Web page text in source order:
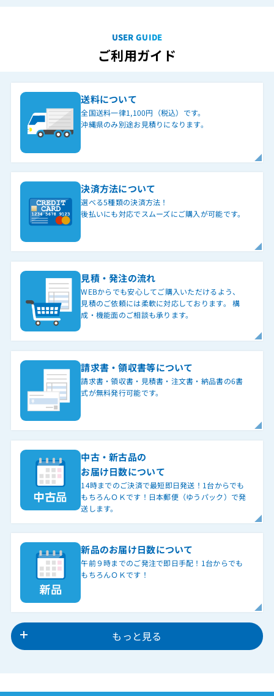
USER GUIDE
ご利用ガイド
送料について
全国送料一律1,100円（税込）です。
沖縄県のみ別途お見積りになります。
決済方法について
選べる5種類の決済方法！
後払いにも対応でスムーズにご購入が可能です。
見積・発注の流れ
WEBからでも安心してご購入いただけるよう、
見積のご依頼には柔軟に対応しております。 構
成・機能面のご相談も承ります。
請求書・領収書等について
請求書・領収書・見積書・注文書・納品書の6書
式が無料発行可能です。
中古・新古品の
お届け日数について
14時までのご決済で最短即日発送！1台からでも
もちろんＯＫです！日本郵便（ゆうパック）で発
送します。
新品のお届け日数について
午前９時までのご発注で即日手配！1台からでも
もちろんＯＫです！
もっと見る